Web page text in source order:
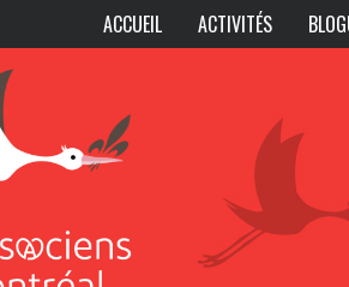
ACCUEIL ACTIVITÉS